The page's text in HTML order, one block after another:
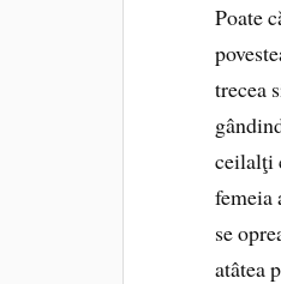
Poate
trecea
ceilalţi
femeia
se
atâtea